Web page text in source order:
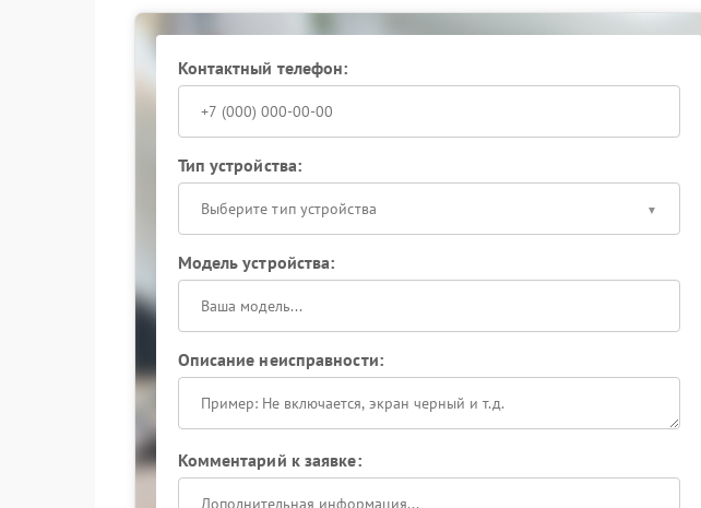
Контактный телефон:
Тип устройства:
Выберите тип устройства
Модель устройства:
Описание неисправности:
Комментарий к заявке: